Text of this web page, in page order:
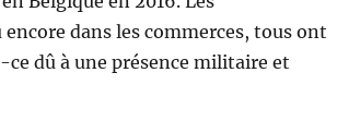
dans les commerces, tous ont
dû à une présence militaire et